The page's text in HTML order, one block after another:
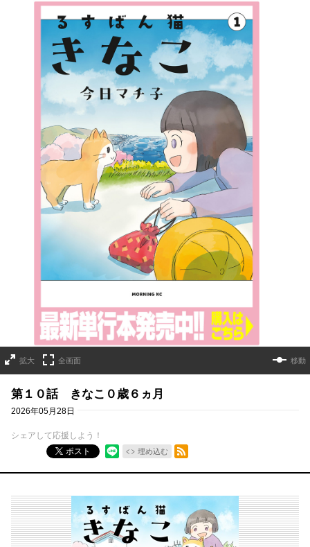
拡大 全画面 移動
第１０話 きなこ０歳６ヵ月
2026年05月28日
シェアして応援しよう！
ポスト
埋め込む
RSSフィード